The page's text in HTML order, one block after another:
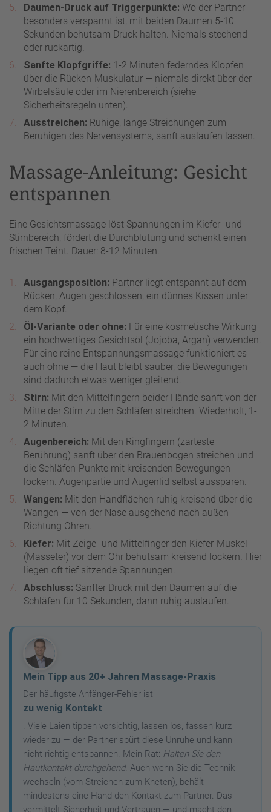
Daumen-Druck auf Triggerpunkte: Wo der Partner
besonders verspannt ist, mit beiden Daumen 5-10
Sekunden behutsam Druck halten. Niemals stechend
oder ruckartig.
Sanfte Klopfgriffe: 1-2 Minuten federndes Klopfen
über die Rücken-Muskulatur — niemals direkt über der
Wirbelsäule oder im Nierenbereich (siehe
Sicherheitsregeln unten).
Ausstreichen: Ruhige, lange Streichungen zum
Beruhigen des Nervensystems, sanft auslaufen lassen.
Massage-Anleitung: Gesicht
entspannen
Eine Gesichtsmassage löst Spannungen im Kiefer- und
Stirnbereich, fördert die Durchblutung und schenkt einen
frischen Teint. Dauer: 8-12 Minuten.
Ausgangsposition: Partner liegt entspannt auf dem
Rücken, Augen geschlossen, ein dünnes Kissen unter
dem Kopf.
Öl-Variante oder ohne: Für eine kosmetische Wirkung
ein hochwertiges Gesichtsöl (Jojoba, Argan) verwenden.
Für eine reine Entspannungsmassage funktioniert es
auch ohne — die Haut bleibt sauber, die Bewegungen
sind dadurch etwas weniger gleitend.
Stirn: Mit den Mittelfingern beider Hände sanft von der
Mitte der Stirn zu den Schläfen streichen. Wiederholt, 1-
2 Minuten.
Augenbereich: Mit den Ringfingern (zarteste
Berührung) sanft über den Brauenbogen streichen und
die Schläfen-Punkte mit kreisenden Bewegungen
lockern. Augenpartie und Augenlid selbst aussparen.
Wangen: Mit den Handflächen ruhig kreisend über die
Wangen — von der Nase ausgehend nach außen
Richtung Ohren.
Kiefer: Mit Zeige- und Mittelfinger den Kiefer-Muskel
(Masseter) vor dem Ohr behutsam kreisend lockern. Hier
liegen oft tief sitzende Spannungen.
Abschluss: Sanfter Druck mit den Daumen auf die
Schläfen für 10 Sekunden, dann ruhig auslaufen.
Mein Tipp aus 20+ Jahren Massage-Praxis
Der häufigste Anfänger-Fehler ist
zu wenig Kontakt
. Viele Laien tippen vorsichtig, lassen los, fassen kurz
wieder zu — der Partner spürt diese Unruhe und kann
nicht richtig entspannen. Mein Rat: Halten Sie den
Hautkontakt durchgehend. Auch wenn Sie die Technik
wechseln (vom Streichen zum Kneten), behält
mindestens eine Hand den Kontakt zum Partner. Das
vermittelt Sicherheit und Vertrauen — und macht den